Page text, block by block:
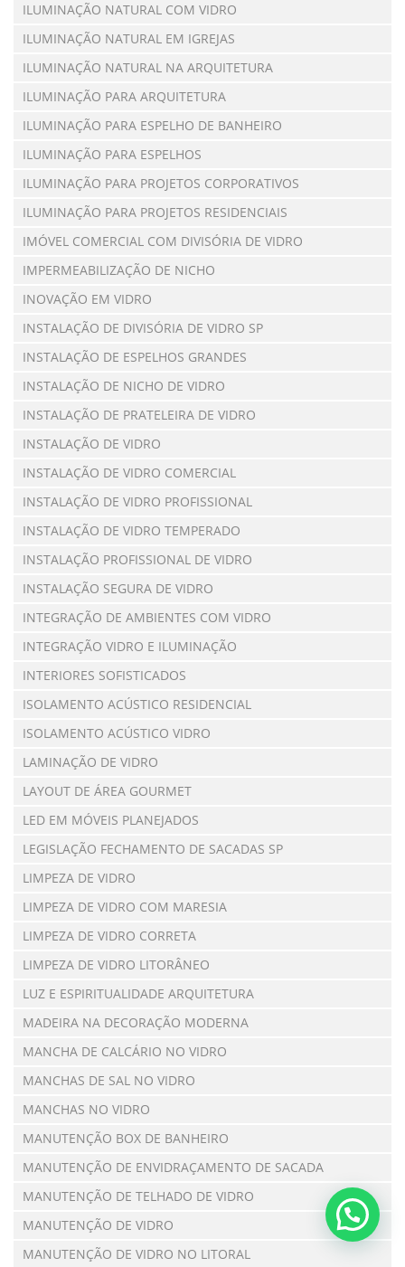
ILUMINAÇÃO NATURAL COM VIDRO
ILUMINAÇÃO NATURAL EM IGREJAS
ILUMINAÇÃO NATURAL NA ARQUITETURA
ILUMINAÇÃO PARA ARQUITETURA
ILUMINAÇÃO PARA ESPELHO DE BANHEIRO
ILUMINAÇÃO PARA ESPELHOS
ILUMINAÇÃO PARA PROJETOS CORPORATIVOS
ILUMINAÇÃO PARA PROJETOS RESIDENCIAIS
IMÓVEL COMERCIAL COM DIVISÓRIA DE VIDRO
IMPERMEABILIZAÇÃO DE NICHO
INOVAÇÃO EM VIDRO
INSTALAÇÃO DE DIVISÓRIA DE VIDRO SP
INSTALAÇÃO DE ESPELHOS GRANDES
INSTALAÇÃO DE NICHO DE VIDRO
INSTALAÇÃO DE PRATELEIRA DE VIDRO
INSTALAÇÃO DE VIDRO
INSTALAÇÃO DE VIDRO COMERCIAL
INSTALAÇÃO DE VIDRO PROFISSIONAL
INSTALAÇÃO DE VIDRO TEMPERADO
INSTALAÇÃO PROFISSIONAL DE VIDRO
INSTALAÇÃO SEGURA DE VIDRO
INTEGRAÇÃO DE AMBIENTES COM VIDRO
INTEGRAÇÃO VIDRO E ILUMINAÇÃO
INTERIORES SOFISTICADOS
ISOLAMENTO ACÚSTICO RESIDENCIAL
ISOLAMENTO ACÚSTICO VIDRO
LAMINAÇÃO DE VIDRO
LAYOUT DE ÁREA GOURMET
LED EM MÓVEIS PLANEJADOS
LEGISLAÇÃO FECHAMENTO DE SACADAS SP
LIMPEZA DE VIDRO
LIMPEZA DE VIDRO COM MARESIA
LIMPEZA DE VIDRO CORRETA
LIMPEZA DE VIDRO LITORÂNEO
LUZ E ESPIRITUALIDADE ARQUITETURA
MADEIRA NA DECORAÇÃO MODERNA
MANCHA DE CALCÁRIO NO VIDRO
MANCHAS DE SAL NO VIDRO
MANCHAS NO VIDRO
MANUTENÇÃO BOX DE BANHEIRO
MANUTENÇÃO DE ENVIDRAÇAMENTO DE SACADA
MANUTENÇÃO DE TELHADO DE VIDRO
MANUTENÇÃO DE VIDRO
MANUTENÇÃO DE VIDRO NO LITORAL